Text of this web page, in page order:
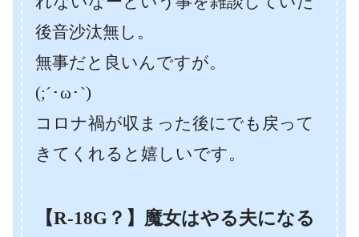
後音沙汰無し。
無事だと良いんですが。
(;´･ω･`)
コロナ禍が収まった後にでも戻って
きてくれると嬉しいです。
【R-18G？】魔女はやる夫になる